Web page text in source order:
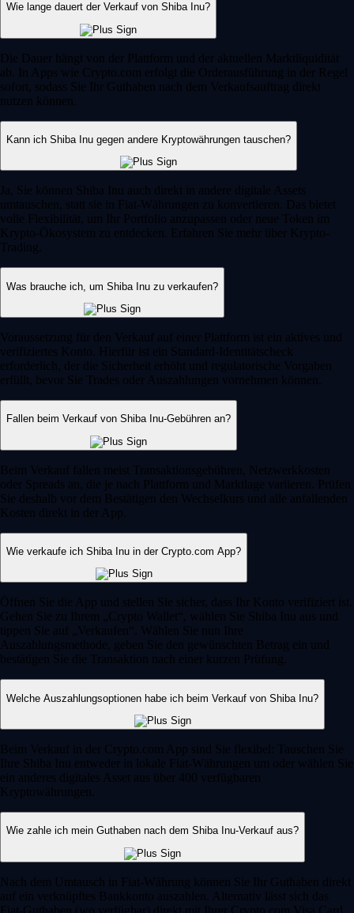
Wie lange dauert der Verkauf von Shiba Inu?
Die Dauer hängt von der Plattform und der aktuellen Marktliquidität
ab. In Apps wie Crypto.com erfolgt die Orderausführung in der Regel
sofort, sodass Sie Ihr Guthaben nach dem Verkaufsauftrag direkt
nutzen können.
Kann ich Shiba Inu gegen andere Kryptowährungen tauschen?
Ja, Sie können Shiba Inu auch direkt in andere digitale Assets
umtauschen, statt sie in Fiat-Währungen zu konvertieren. Das bietet
volle Flexibilität, um Ihr Portfolio anzupassen oder neue Token im
Krypto-Ökosystem zu entdecken. Erfahren Sie mehr über Krypto-
Trading.
Was brauche ich, um Shiba Inu zu verkaufen?
Voraussetzung für den Verkauf auf einer Plattform ist ein aktives und
verifiziertes Konto. Hierfür ist ein Standard-Identitätscheck
erforderlich, der die Sicherheit erhöht und regulatorische Vorgaben
erfüllt, bevor Sie Trades oder Auszahlungen vornehmen können.
Fallen beim Verkauf von Shiba Inu-Gebühren an?
Beim Verkauf fallen meist Transaktionsgebühren, Netzwerkkosten
oder Spreads an, die je nach Plattform und Marktlage variieren. Prüfen
Sie deshalb vor dem Bestätigen den Wechselkurs und alle anfallenden
Kosten direkt in der App.
Wie verkaufe ich Shiba Inu in der Crypto.com App?
Öffnen Sie die App und stellen Sie sicher, dass Ihr Konto verifiziert ist.
Gehen Sie zu Ihrem „Crypto Wallet“, wählen Sie Shiba Inu aus und
tippen Sie auf „Verkaufen“. Wählen Sie nun Ihre
Auszahlungsmethode, geben Sie den gewünschten Betrag ein und
bestätigen Sie die Transaktion nach einer kurzen Prüfung.
Welche Auszahlungsoptionen habe ich beim Verkauf von Shiba Inu?
Beim Verkauf in der Crypto.com App sind Sie flexibel: Tauschen Sie
Ihre Shiba Inu entweder in lokale Fiat-Währungen um oder wählen Sie
ein anderes digitales Asset aus über 400 verfügbaren
Kryptowährungen.
Wie zahle ich mein Guthaben nach dem Shiba Inu-Verkauf aus?
Nach dem Umtausch in Fiat-Währung können Sie Ihr Guthaben direkt
auf ein verknüpftes Bankkonto auszahlen. Alternativ lässt sich das
Fiat-Guthaben (wo verfügbar) direkt mit Ihrer Crypto.com Visa Card